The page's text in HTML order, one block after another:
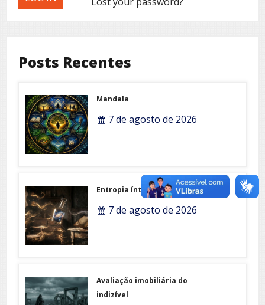
Posts Recentes
Mandala
7 de agosto de 2026
Entropia íntima
7 de agosto de 2026
Avaliação imobiliária do
indizível